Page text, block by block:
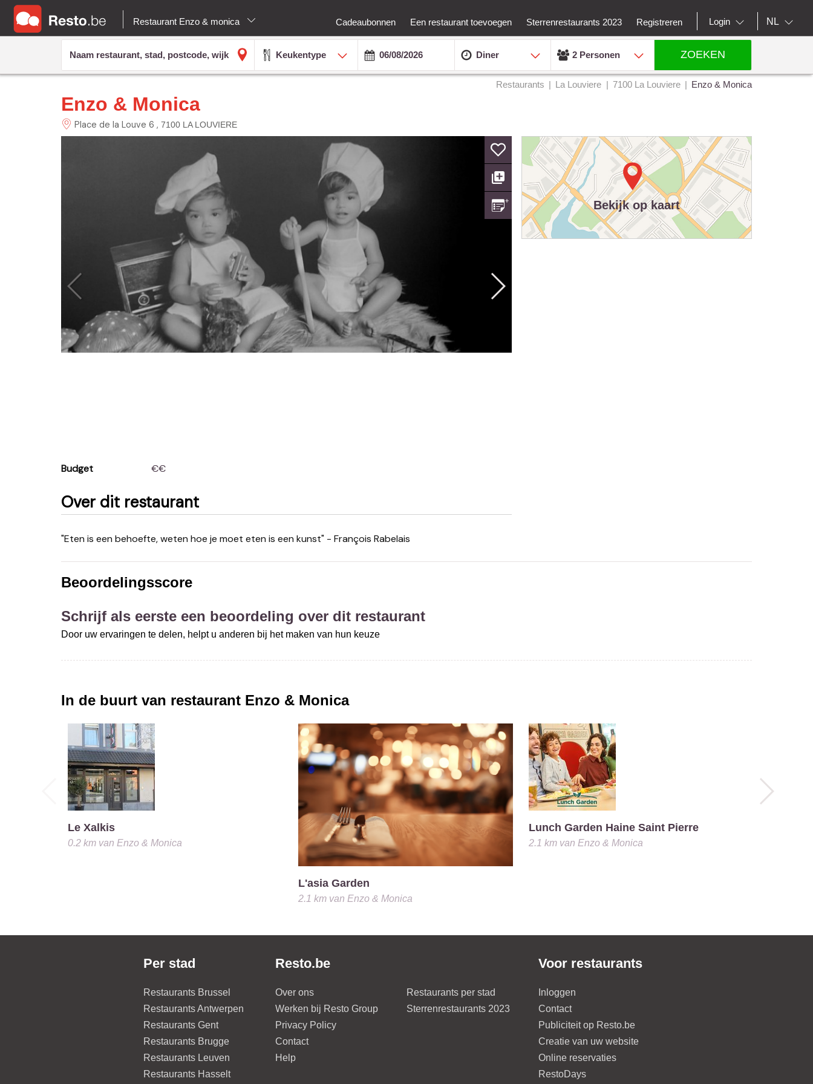
Restaurant Enzo & monica Cadeaubonnen Een restaurant toevoegen Sterrenrestaurants 2023 Registreren Login NL
Keukentype Diner 2 Personen ZOEKEN
Restaurants La Louviere 7100 La Louviere Enzo & Monica
Enzo & Monica
Place de la Louve 6 7100 LA LOUVIERE
Budget €€
Over dit restaurant
"Eten is een behoefte, weten hoe je moet eten is een kunst" - François Rabelais
Bekijk op kaart
Beoordelingsscore
Schrijf als eerste een beoordeling over dit restaurant
Door uw ervaringen te delen, helpt u anderen bij het maken van hun keuze
In de buurt van restaurant Enzo & Monica
Le Xalkis
0.2 kmvan Enzo & Monica
L'asia Garden
2.1 kmvan Enzo & Monica
Lunch Garden Haine Saint Pierre
2.1 kmvan Enzo & Monica
Per stad
Restaurants Brussel
Restaurants Antwerpen
Restaurants Gent
Restaurants Brugge
Restaurants Leuven
Restaurants Hasselt
Resto.be
Over ons
Werken bij Resto Group
Privacy Policy
Contact
Help
Restaurants per stad
Sterrenrestaurants 2023
Voor restaurants
Inloggen
Contact
Publiciteit op Resto.be
Creatie van uw website
Online reservaties
RestoDays